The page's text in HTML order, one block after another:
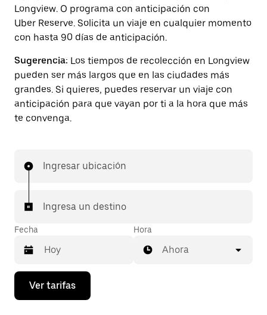
Longview. O programa con anticipación con
Uber Reserve. Solicita un viaje en cualquier momento
con hasta 90 días de anticipación.
Sugerencia: Los tiempos de recolección en Longview
pueden ser más largos que en las ciudades más
grandes. Si quieres, puedes reservar un viaje con
anticipación para que vayan por ti a la hora que más
te convenga.
Ingresar ubicación
Ingresa un destino
Fecha
Presiona
flecha
Hora
Ahora
Ver tarifas